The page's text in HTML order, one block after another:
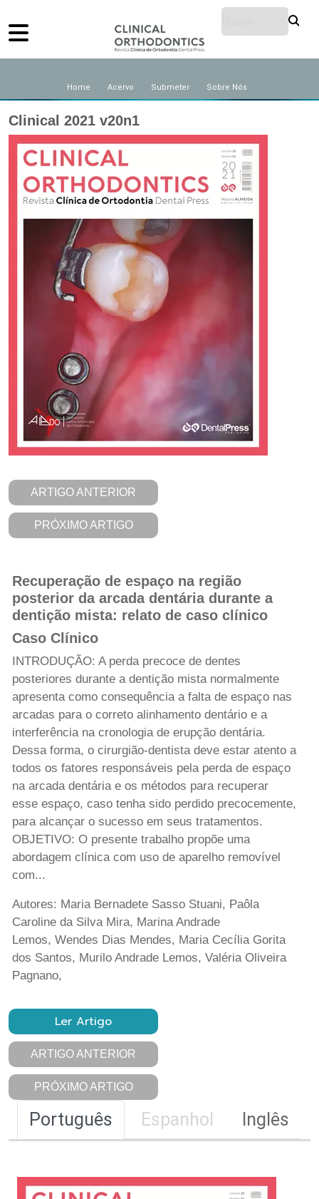
Home Acervo Submeter Sobre Nós
Clinical 2021 v20n1
ARTIGO ANTERIOR
PRÓXIMO ARTIGO
Recuperação de espaço na região
posterior da arcada dentária durante a
dentição mista: relato de caso clínico
Caso Clínico
INTRODUÇÃO: A perda precoce de dentes
posteriores durante a dentição mista normalmente
apresenta como consequência a falta de espaço nas
arcadas para o correto alinhamento dentário e a
interferência na cronologia de erupção dentária.
Dessa forma, o cirurgião-dentista deve estar atento a
todos os fatores responsáveis pela perda de espaço
na arcada dentária e os métodos para recuperar
esse espaço, caso tenha sido perdido precocemente,
para alcançar o sucesso em seus tratamentos.
OBJETIVO: O presente trabalho propõe uma
abordagem clínica com uso de aparelho removível
com...
Autores: Maria Bernadete Sasso Stuani, Paôla
Caroline da Silva Mira, Marina Andrade
Lemos, Wendes Dias Mendes, Maria Cecília Gorita
dos Santos, Murilo Andrade Lemos, Valéria Oliveira
Pagnano,
Ler Artigo
ARTIGO ANTERIOR
PRÓXIMO ARTIGO
Português Espanhol Inglês